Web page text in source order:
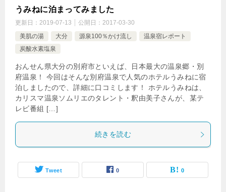
うみねに泊まってみました
更新日： 2019-07-13 公開日： 2017-03-30
美肌の湯
大分 源泉100％かけ流し
温泉宿レポート
炭酸水素塩泉
おんせん県大分の別府市といえば、日本最大の温泉郷・別
府温泉！ 今回はそんな別府温泉で人気のホテルうみねに宿
泊しましたので、詳細に口コミします！ ホテルうみねは、
カリスマ温泉ソムリエのタレント・釈由美子さんが、某テ
レビ番組 […]
続きを読む
Tweet 0 0